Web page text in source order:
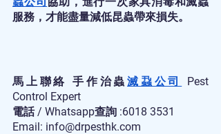
服務，才能盡量減低昆蟲帶來損失。
馬上聯絡 手作治蟲滅蝨公司
Pest
Control Expert
電話 / Whatsapp查詢 :6018 3531
Email: info@drpesthk.com